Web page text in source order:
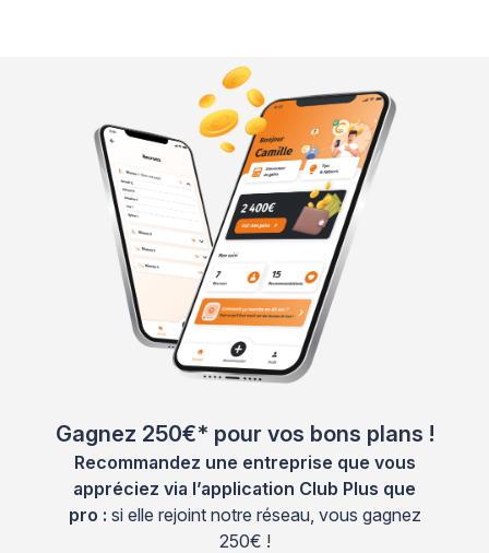
Gagnez 250€* pour vos bons plans !
Recommandez une entreprise que vous
appréciez via l’application Club Plus que
pro : si elle rejoint notre réseau, vous gagnez
250€ !